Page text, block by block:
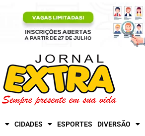
CIDADES ESPORTES DIVERSÃO